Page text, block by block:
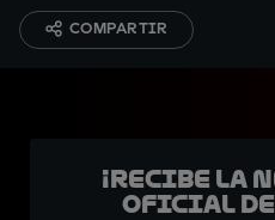
COMPARTIR
¡Recibe la
oficial de